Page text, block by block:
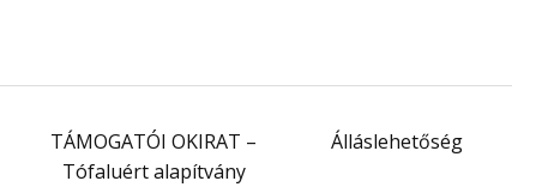
TÁMOGATÓI OKIRAT –
Tófaluért alapítvány
Álláslehetőség